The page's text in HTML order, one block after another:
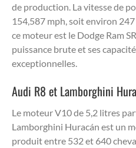
de production. La vitesse de
154,587 mph, soit environ
ce moteur est le Dodge Ram
puissance brute et ses
exceptionnelles.
Audi R8 et Lamborghini
Le moteur V10 de 5,2 litres
Lamborghini Huracán est un
produit entre 532 et 640